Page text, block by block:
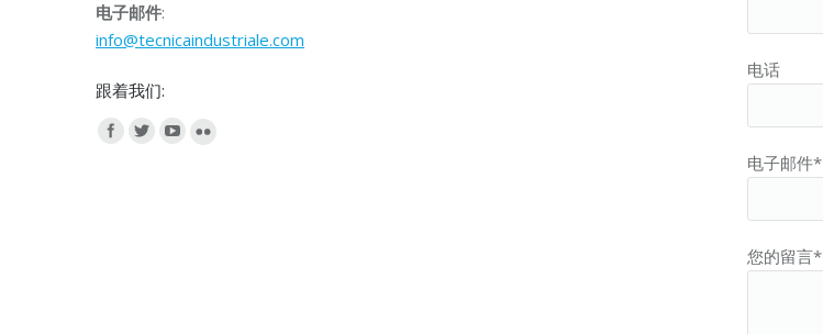
电子邮件:
info@tecnicaindustriale.com
跟着我们:
电话
电子邮件*
您的留言*